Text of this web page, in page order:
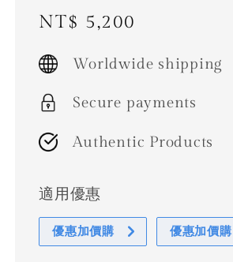
Regular
price
NT$ 5,200
Worldwide shipping
Secure payments
Authentic Products
適用優惠
優惠加價購 優惠加價購